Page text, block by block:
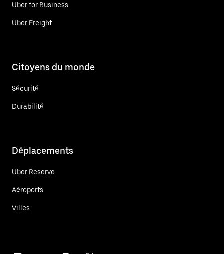
Uber for Business
Uber Freight
Citoyens du monde
Sécurité
Durabilité
Déplacements
Uber Reserve
Aéroports
Villes